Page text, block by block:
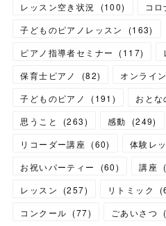
レッスン空き状況
(100) コ
子どものピアノレッスン
(163)
ピアノ指導者セミナー
(117)
保育士ピアノ
(82) オンライ
子どものピアノ
(191 ) おとな
思うこと
(263) 感動 (249)
リコーダー講座 (60) 体験レ
お祝いパーティー
(60) 講座
レッスン
(257) リトミック (
コンクール (77) ごあいさつ